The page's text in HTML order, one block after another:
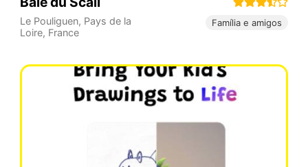
Le Pouliguen, Pays de la
Loire, France
Família e amigos